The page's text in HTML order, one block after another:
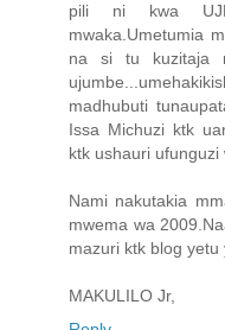
pili ni kwa
mwaka.Umetumia
na si tu kuzitaja
madhubuti
Issa Michuzi ktk
ktk ushauri ufunguzi
Nami nakutakia
mwema wa
mazuri ktk blog yetu
MAKULILO Jr,